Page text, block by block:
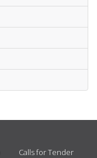
Calls for Tender